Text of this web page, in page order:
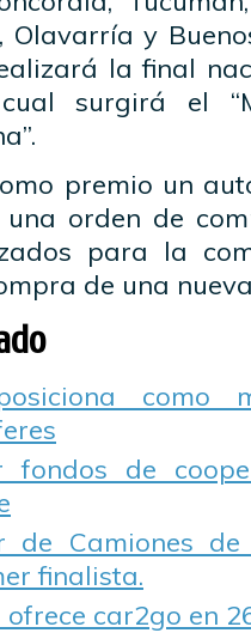
Olavarría y
la final
surgirá el
premio un
orden de
para la
de una
como
fondos de
de Camiones
finalista.
ofrece car2go en